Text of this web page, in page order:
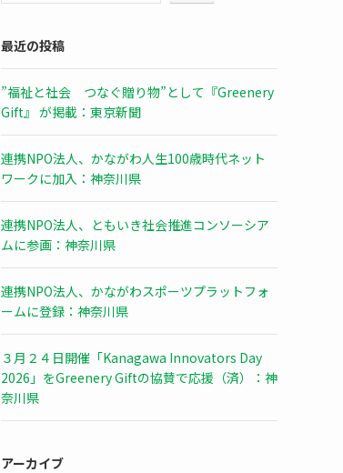
最近の投稿
”福祉と社会 つなぐ贈り物”として『Greenery
Gift』 が掲載：東京新聞
連携NPO法人、かながわ人生100歳時代ネット
ワークに加入：神奈川県
連携NPO法人、ともいき社会推進コンソーシア
ムに参画：神奈川県
連携NPO法人、かながわスポーツプラットフォ
ームに登録：神奈川県
３月２４日開催「Kanagawa Innovators Day
2026」をGreenery Giftの協賛で応援（済）：神
奈川県
アーカイブ